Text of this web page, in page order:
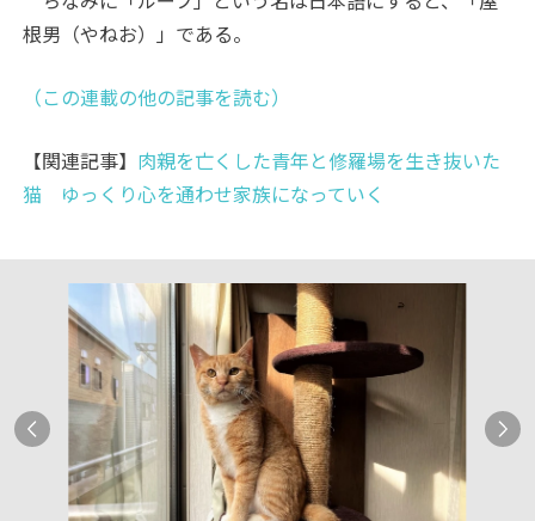
根男（やねお）」である。
（この連載の他の記事を読む）
【関連記事】 肉親を亡くした青年と修羅場を生き抜いた
猫 ゆっくり心を通わせ家族になっていく